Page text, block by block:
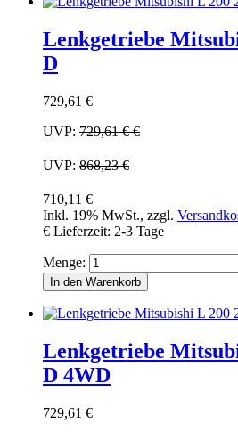
Lenkgetriebe
D
729,61 €
UVP: 729,61 €€
UVP: 868,23 €
710,11 €
Inkl. 19% MwSt., zzgl.
€ Lieferzeit: 2-3 Tage
Menge:
In den Warenkorb
Lenkgetriebe
D 4WD
729,61 €